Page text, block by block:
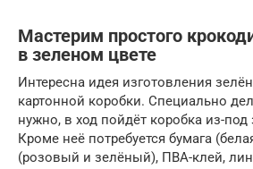
Мастерим простого
в зеленом цвете
Интересна идея изготовления
картонной коробки. Специально
нужно, в ход пойдёт коробка из-под
Кроме неё потребуется бумага
(розовый и зелёный), ПВА-клей,